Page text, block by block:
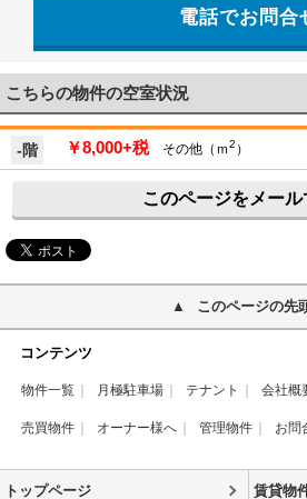
電話でお問合
こちらの物件の空室状況
-階 ￥8,000+税その他（ｍ2 ）
このページをメール
このページの先
コンテンツ
物件一覧 月極駐車場 テナント 会社概
売買物件 オーナー様へ 管理物件 お問
トップページ 賃貸物